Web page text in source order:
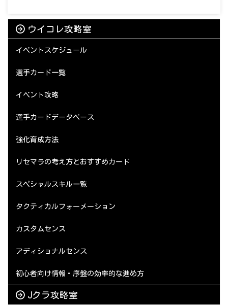
ウイコレ攻略室
イベントスケジュール
選手カード一覧
イベント攻略
選手カードデータベース
強化育成方法
リセマラの考え方とおすすめカード
スペシャルスキル一覧
タクティカルフォーメーション
カスタムセンス
アディショナルセンス
初心者向け情報・序盤の効率的な進め方
Jクラ攻略室